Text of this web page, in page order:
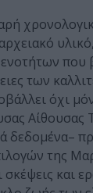
που
των
όχι
Αίθουσας
δεδομένα–
της
σκέψεις και